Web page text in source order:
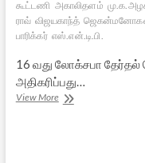
கூட்டணி அகாலிதளம்
ராவ் விஜயகாந்த் ஜெகன்மனோகன்
பாரிக்கர் எஸ்.என்.டி.பி.
16 வது லோக்சபா தேர்தல்
அதிகரிப்பது…
View Moreநாடு